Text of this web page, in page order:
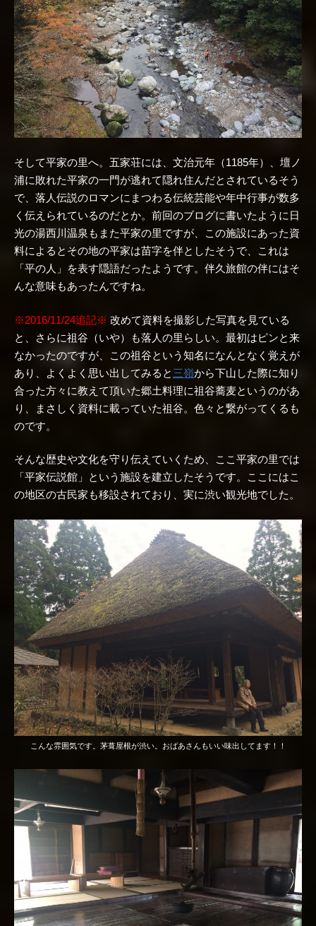
そして平家の里へ。五家荘には、文治元年（1185年）、壇ノ
浦に敗れた平家の一門が逃れて隠れ住んだとされているそう
で、落人伝説のロマンにまつわる伝統芸能や年中行事が数多
く伝えられているのだとか。前回のブログに書いたように日
光の湯西川温泉もまた平家の里ですが、この施設にあった資
料によるとその地の平家は苗字を伴としたそうで、これは
「平の人」を表す隠語だったようです。伴久旅館の伴にはそ
んな意味もあったんですね。
※2016/11/24追記※ 改めて資料を撮影した写真を見ている
と、さらに祖谷（いや）も落人の里らしい。最初はピンと来
なかったのですが、この祖谷という知名になんとなく覚えが
あり、よくよく思い出してみると 三嶺から下山した際に知り
合った方々に教えて頂いた郷土料理に祖谷蕎麦というのがあ
り、まさしく資料に載っていた祖谷。色々と繋がってくるも
のです。
そんな歴史や文化を守り伝えていくため、ここ平家の里では
「平家伝説館」という施設を建立したそうです。ここにはこ
の地区の古民家も移設されており、実に渋い観光地でした。
こんな雰囲気です。茅葺屋根が渋い。おばあさんもいい味出してます！！